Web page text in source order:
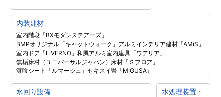
内装建材
室内階段「BXモダンステアーズ」
BMPオリジナル「キャットウォーク」 アルミインテリア建材「AMiS」
室内ドア「LiVERNO」和風アルミ室内建具「ワデリア」
無垢床材（ユニバーサルジャパン） 床材「Ｓフロア」
漆喰シート「ルマージュ」セキスイ畳「MIGUSA」
水回り設備
水処理装置・